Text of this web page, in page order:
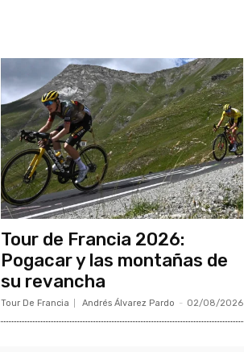
Tour de Francia 2026:
Pogacar y las montañas de
su revancha
Tour De Francia Andrés Álvarez Pardo - 02/08/2026